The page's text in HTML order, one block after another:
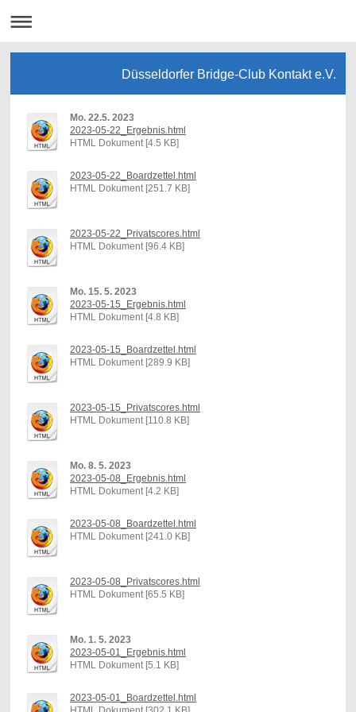
Düsseldorfer Bridge-Club Kontakt e.V.
Mo. 22.5. 2023
2023-05-22_Ergebnis.html
HTML Dokument [4.5 KB]
2023-05-22_Boardzettel.html
HTML Dokument [251.7 KB]
2023-05-22_Privatscores.html
HTML Dokument [96.4 KB]
Mo. 15. 5. 2023
2023-05-15_Ergebnis.html
HTML Dokument [4.8 KB]
2023-05-15_Boardzettel.html
HTML Dokument [289.9 KB]
2023-05-15_Privatscores.html
HTML Dokument [110.8 KB]
Mo. 8. 5. 2023
2023-05-08_Ergebnis.html
HTML Dokument [4.2 KB]
2023-05-08_Boardzettel.html
HTML Dokument [241.0 KB]
2023-05-08_Privatscores.html
HTML Dokument [65.5 KB]
Mo. 1. 5. 2023
2023-05-01_Ergebnis.html
HTML Dokument [5.1 KB]
2023-05-01_Boardzettel.html